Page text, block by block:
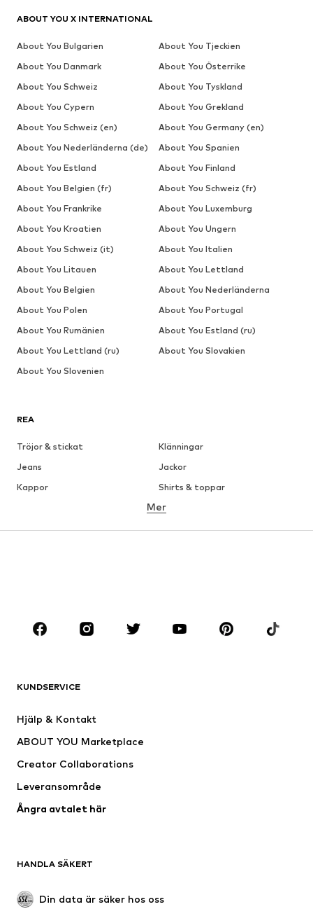
REA
Tröjor & stickat
Klänningar
Jeans
Jackor
Kappor
Shirts & toppar
Underkläder
Kjolar
Blusar & tunikor
Premium
Nytt
Underkläder
Kappor
Badkläder
Upcycling
Mer
KUNDSERVICE
Hjälp & Kontakt
ABOUT YOU Marketplace
Creator Collaborations
Leveransområde
Ångra avtalet här
HANDLA SÄKERT
Din data är säker hos oss
ABOUT YOU X INTERNATIONAL
About You Bulgarien
About You Tjeckien
About You Danmark
About You Österrike
About You Schweiz
About You Tyskland
About You Cypern
About You Grekland
About You Schweiz (en)
About You Germany (en)
About You Nederländerna (de)
About You Spanien
About You Estland
About You Finland
About You Belgien (fr)
About You Schweiz (fr)
About You Frankrike
About You Luxemburg
About You Kroatien
About You Ungern
About You Schweiz (it)
About You Italien
About You Litauen
About You Lettland
About You Belgien
About You Nederländerna
About You Polen
About You Portugal
About You Rumänien
About You Estland (ru)
About You Lettland (ru)
About You Slovakien
About You Slovenien